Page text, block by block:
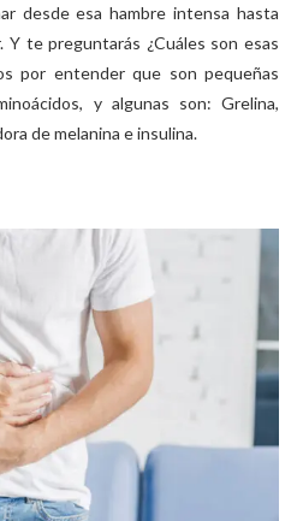
desde esa hambre intensa hasta
Y te preguntarás ¿Cuáles son esas
por entender que son pequeñas
y algunas son: Grelina,
de melanina e insulina.